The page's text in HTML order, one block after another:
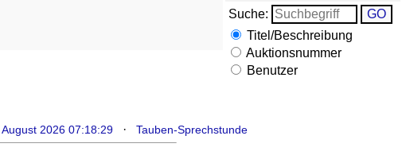
Suche:
Titel/Beschreibung
Auktionsnummer
Benutzer
2026 07:18:29· Tauben-Sprechstunde